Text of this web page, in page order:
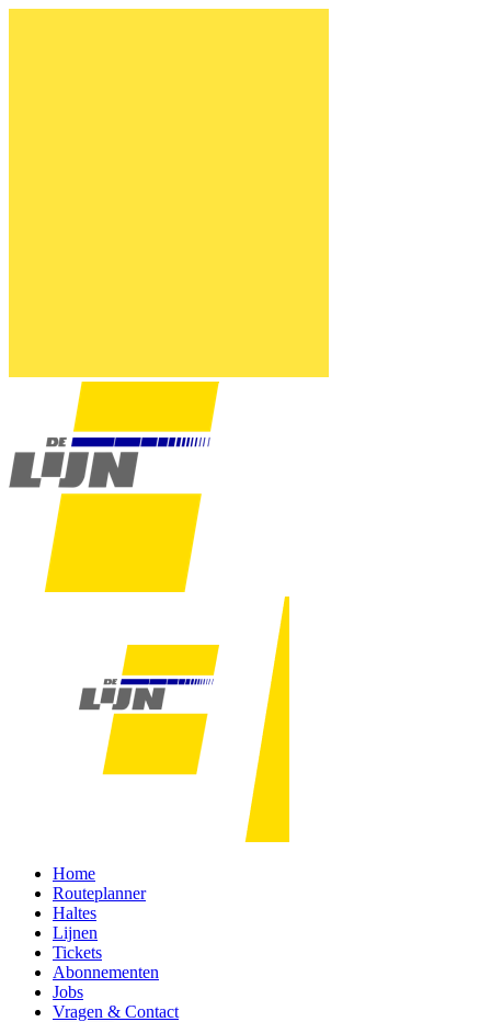
Home
Routeplanner
Haltes
Lijnen
Tickets
Abonnementen
Jobs
Vragen & Contact